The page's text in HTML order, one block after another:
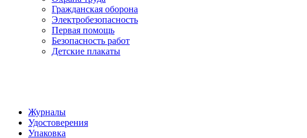
Гражданская оборона
Электробезопасность
Первая помощь
Безопасность работ
Детские плакаты
Журналы
Удостоверения
Упаковка